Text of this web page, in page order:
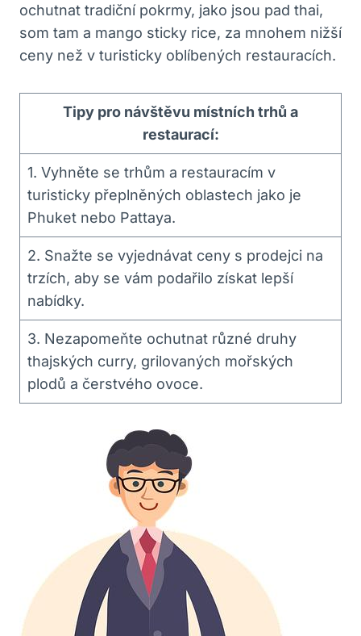
ochutnat ​tradiční pokrmy,⁣ jako‌ jsou pad thai,
⁤som tam ⁣a⁢ mango sticky rice, za mnohem nižší
ceny než ⁢v ⁣turisticky oblíbených restauracích.
Tipy pro ‍návštěvu místních trhů a
restaurací:
1. Vyhněte ⁤se trhům a ‍restauracím v‌
turisticky⁤ přeplněných oblastech jako je
Phuket ​nebo⁢ Pattaya.
2. Snažte se vyjednávat ceny s prodejci na
trzích, aby se ‍vám podařilo ​získat lepší
nabídky.
3. Nezapomeňte ochutnat různé‌ druhy
thajských curry, grilovaných mořských
plodů a čerstvého ovoce.